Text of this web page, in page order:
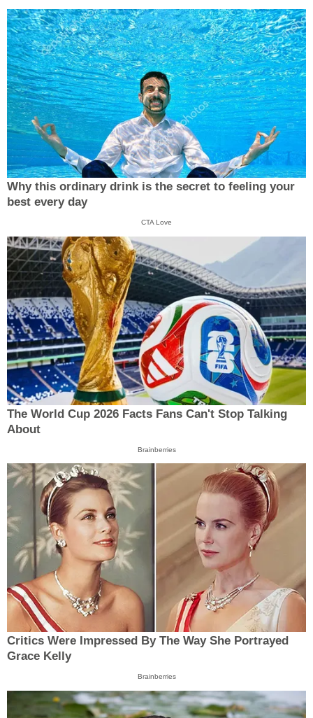
Why this ordinary drink is the secret to feeling your
best every day
CTA Love
The World Cup 2026 Facts Fans Can't Stop Talking
About
Brainberries
Critics Were Impressed By The Way She Portrayed
Grace Kelly
Brainberries